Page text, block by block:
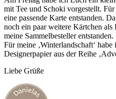
mit Tee und Schoki vorgestellt.
eine passende Karte entstanden.
noch ein paar weitere Kärtchen
meine Sammelbesteller entstanden.
Für meine ‚Winterlandschaft‘
Designerpapier aus der Reihe
Liebe Grüße